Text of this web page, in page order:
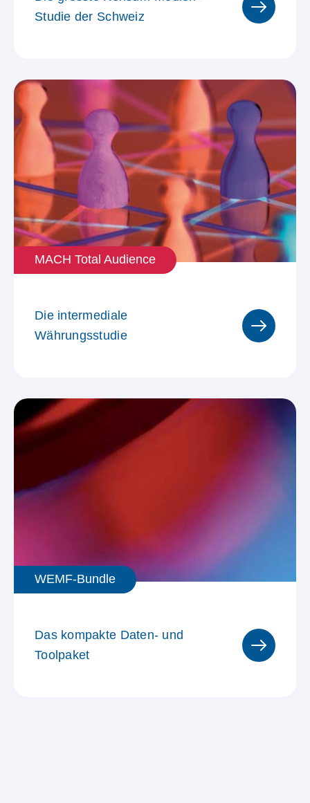
Studie der Schweiz
MACH Total Audience
Die intermediale
Währungsstudie
WEMF-Bundle
Das kompakte Daten- und
Toolpaket